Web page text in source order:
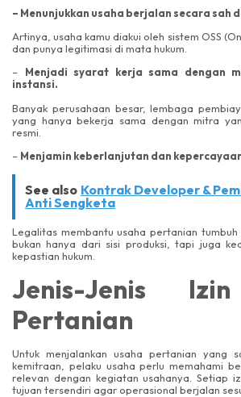
– Menunjukkan usaha berjalan secara sah
Artinya, usaha kamu diakui oleh sistem OSS
dan punya legitimasi di mata hukum.
– Menjadi syarat kerja sama dengan
instansi.
Banyak perusahaan besar, lembaga
yang hanya bekerja sama dengan mitra
resmi.
– Menjamin keberlanjutan dan
See also Kontrak Developer &
Anti Sengketa
Legalitas membantu usaha pertanian tumbuh
bukan hanya dari sisi produksi, tapi juga
kepastian hukum.
Jenis-Jenis
Pertanian
Untuk menjalankan usaha pertanian yang
kemitraan, pelaku usaha perlu memahami
relevan dengan kegiatan usahanya. Setiap
tujuan tersendiri agar operasional berjalan